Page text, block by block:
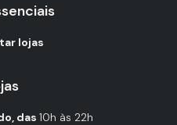
lojas
das 10h às 22h